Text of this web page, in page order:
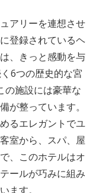
アリーを連想させ
登録されているヘ
、きっと感動を与
6つの歴史的な宮
の施設には豪華な
が整っています。
るエレガントでユ
室から、スパ、屋
、このホテルはオ
ールが巧みに組み
ます。